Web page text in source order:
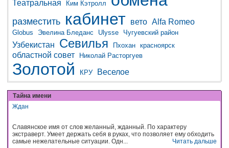
Театральная Ким Кэтролл
разместить кабинет вето Alfa Romeo
Globus Эвелина Бледанс Ulysse Чугуевский район
Узбекистан Севилья Пхохан красноярск
областной совет Николай Расторгуев
Золотой КРУ Веселое
Тайна имени
Ждан
Славянское имя от слов желанный, жданный. По характеру
экстраверт. Умеет держать себя в руках, что позволяет ему обходить
самые нежелательные ситуации. Одн...
Читать дальше